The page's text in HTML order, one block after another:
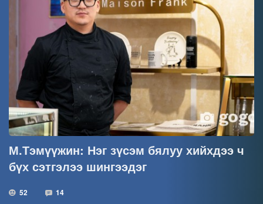
М.Тэмүүжин: Нэг зүсэм бялуу хийхдээ ч
бүх сэтгэлээ шингээдэг
52 14